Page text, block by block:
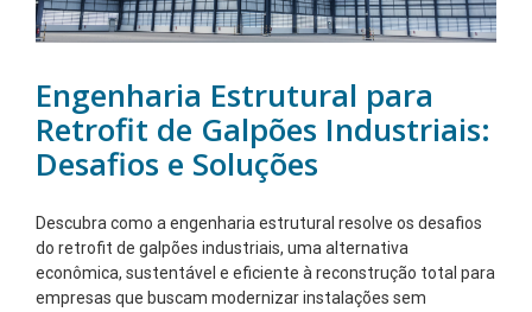
Engenharia Estrutural para
Retrofit de Galpões Industriais:
Desafios e Soluções
Descubra como a engenharia estrutural resolve os desafios
do retrofit de galpões industriais, uma alternativa
econômica, sustentável e eficiente à reconstrução total para
empresas que buscam modernizar instalações sem